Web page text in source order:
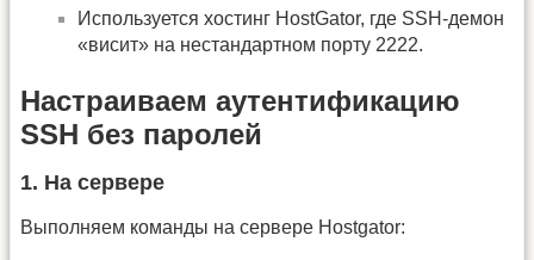
Используется хостинг HostGator, где SSH-демон
«висит» на нестандартном порту 2222.
Настраиваем аутентификацию
SSH без паролей
1. На сервере
Выполняем команды на сервере Hostgator: